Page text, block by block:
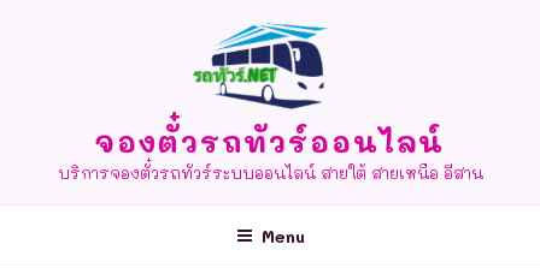
จองตั๋วรถทัวร์ออนไลน์
บริการจองตั๋วรถทัวร์ระบบออนไลน์ สายใต้ สายเหนือ อีสาน
Menu